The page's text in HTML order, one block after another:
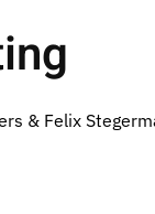
& Felix